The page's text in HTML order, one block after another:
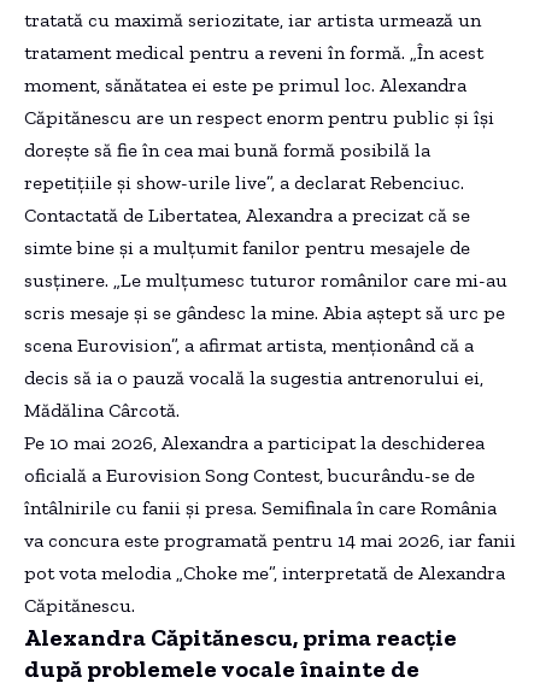
tratată cu maximă seriozitate, iar artista urmează un
tratament medical pentru a reveni în formă. „În acest
moment, sănătatea ei este pe primul loc. Alexandra
Căpitănescu are un respect enorm pentru public și își
dorește să fie în cea mai bună formă posibilă la
repetițiile și show-urile live”, a declarat Rebenciuc.
Contactată de Libertatea, Alexandra a precizat că se
simte bine și a mulțumit fanilor pentru mesajele de
susținere. „Le mulțumesc tuturor românilor care mi-au
scris mesaje și se gândesc la mine. Abia aștept să urc pe
scena Eurovision”, a afirmat artista, menționând că a
decis să ia o pauză vocală la sugestia antrenorului ei,
Mădălina Cârcotă.
Pe 10 mai 2026, Alexandra a participat la deschiderea
oficială a Eurovision Song Contest, bucurându-se de
întâlnirile cu fanii și presa. Semifinala în care România
va concura este programată pentru 14 mai 2026, iar fanii
pot vota melodia „Choke me”, interpretată de Alexandra
Căpitănescu.
Alexandra Căpitănescu, prima reacție
după problemele vocale înainte de